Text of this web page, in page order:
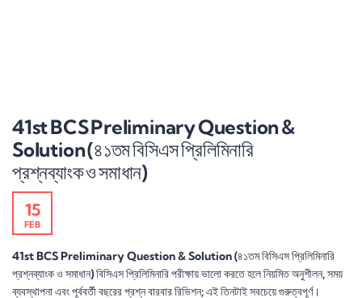
41st BCS Preliminary Question &
Solution (৪১তম বিসিএস প্রিলিমিনারি
প্রশ্নব্যাংক ও সমাধান)
15
FEB
41st BCS Preliminary Question & Solution (৪১তম বিসিএস প্রিলিমিনারি
প্রশ্নব্যাংক ও সমাধান) বিসিএস প্রিলিমিনারি পরীক্ষায় ভালো করতে হলে নিয়মিত অনুশীলন, সময়
ব্যবস্থাপনা এবং পূর্ববর্তী বছরের প্রশ্ন বারবার রিভিশন; এই তিনটাই সবচেয়ে গুরুত্বপূর্ণ।